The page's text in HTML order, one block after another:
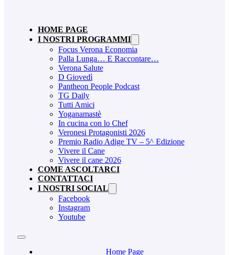
HOME PAGE
I NOSTRI PROGRAMMI
Focus Verona Economia
Palla Lunga… E Raccontare…
Verona Salute
D Giovedì
Pantheon People Podcast
TG Daily
Tutti Amici
Yoganamastè
In cucina con lo Chef
Veronesi Protagonisti 2026
Premio Radio Adige TV – 5^ Edizione
Vivere il Cane
Vivere il cane 2026
COME ASCOLTARCI
CONTATTACI
I NOSTRI SOCIAL
Facebook
Instagram
Youtube
Home Page